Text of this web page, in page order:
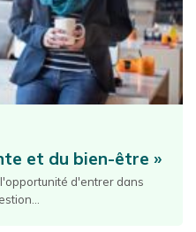
et du bien-être »
d'entrer dans